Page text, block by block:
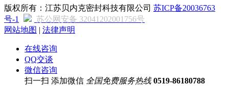
版权所有：江苏贝内克密封科技有限公司 苏ICP备20036763
号-1
苏公网安备 32041202001756号
网站地图 | 法律声明
在线咨询
QQ交谈
微信咨询
扫一扫 添加微信 全国免费服务热线 0519-86180788